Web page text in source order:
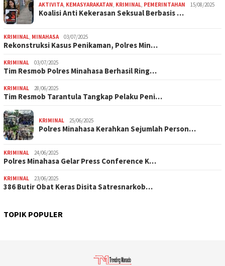
AKTIVITA, KEMASYARAKATAN, KRIMINAL, PEMERINTAHAN 15/08/2025
Koalisi Anti Kekerasan Seksual Berbasis …
KRIMINAL, MINAHASA 03/07/2025
Rekonstruksi Kasus Penikaman, Polres Min…
KRIMINAL 03/07/2025
Tim Resmob Polres Minahasa Berhasil Ring…
KRIMINAL 28/06/2025
Tim Resmob Tarantula Tangkap Pelaku Peni…
KRIMINAL 25/06/2025
Polres Minahasa Kerahkan Sejumlah Person…
KRIMINAL 24/06/2025
Polres Minahasa Gelar Press Conference K…
KRIMINAL 23/06/2025
386 Butir Obat Keras Disita Satresnarkob…
TOPIK POPULER